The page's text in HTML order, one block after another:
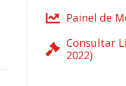
Painel de
Consultar
2022)